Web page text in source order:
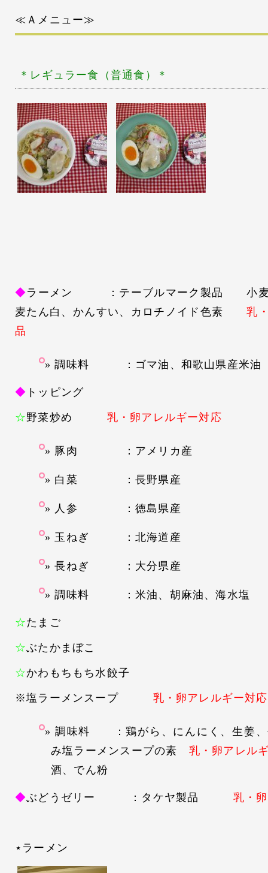
≪Ａメニュー≫
＊レギュラー食（普通食）＊
◆ラーメン ：テーブルマーク製品 小麦
麦たん白、かんすい、カロチノイド色素乳
品
調味料 ：ゴマ油、和歌山県産米油
◆ トッピング
☆野菜炒め 乳・卵アレルギー対応
豚肉 ：アメリカ産
白菜 ：長野県産
人参 ：徳島県産
玉ねぎ ：北海道産
長ねぎ ：大分県産
調味料 ：米油、胡麻油、海水塩
☆たまご
☆ぶたかまぼこ
☆かわもちもち水餃子
※塩ラーメンスープ 乳・卵アレルギー対応
調味料 ：鶏がら、にんにく、生姜、
み塩ラーメンスープの素 乳・卵アレル
酒、でん粉
◆ぶどうゼリー ：タケヤ製品 乳・
⋆ラーメン